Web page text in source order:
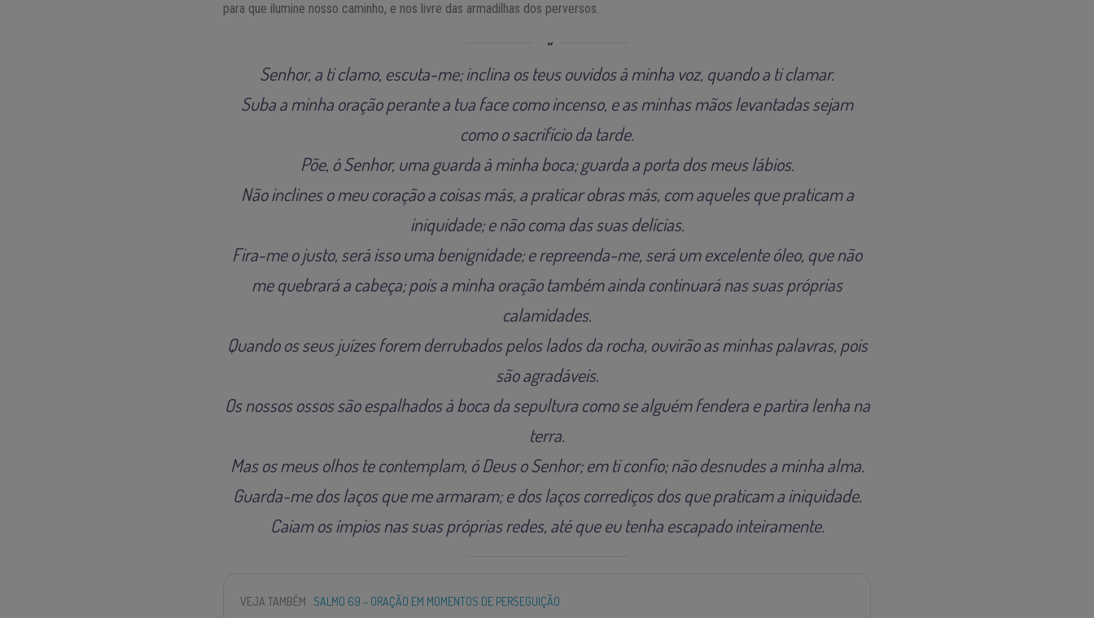
para que ilumine nosso caminho, e nos livre das armadilhas dos perversos.
Senhor, a ti clamo, escuta-me; inclina os teus ouvidos à minha voz, quando a ti clamar.
Suba a minha oração perante a tua face como incenso, e as minhas mãos levantadas sejam
como o sacrifício da tarde.
Põe, ó Senhor, uma guarda à minha boca; guarda a porta dos meus lábios.
Não inclines o meu coração a coisas más, a praticar obras más, com aqueles que praticam a
iniquidade; e não coma das suas delícias.
Fira-me o justo, será isso uma benignidade; e repreenda-me, será um excelente óleo, que não
me quebrará a cabeça; pois a minha oração também ainda continuará nas suas próprias
calamidades.
Quando os seus juízes forem derrubados pelos lados da rocha, ouvirão as minhas palavras, pois
são agradáveis.
Os nossos ossos são espalhados à boca da sepultura como se alguém fendera e partira lenha na
terra.
Mas os meus olhos te contemplam, ó Deus o Senhor; em ti confio; não desnudes a minha alma.
Guarda-me dos laços que me armaram; e dos laços corrediços dos que praticam a iniquidade.
Caiam os ímpios nas suas próprias redes, até que eu tenha escapado inteiramente.
VEJA TAMBÉM SALMO 69 – ORAÇÃO EM MOMENTOS DE PERSEGUIÇÃO